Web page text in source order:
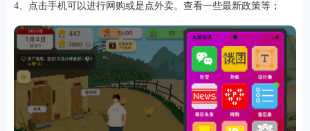
4、点击手机可以进行网购或是点外卖。查看一些最新政策等；